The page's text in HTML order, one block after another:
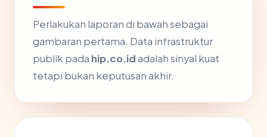
Perlakukan laporan di bawah sebagai
gambaran pertama. Data infrastruktur
publik pada hip.co.idadalah sinyal kuat
tetapi bukan keputusan akhir.